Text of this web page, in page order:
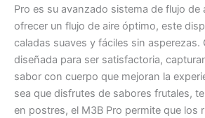
Pro es su avanzado sistema de flujo de
ofrecer un flujo de aire óptimo, este
caladas suaves y fáciles sin asperezas.
diseñada para ser satisfactoria,
sabor con cuerpo que mejoran la
sea que disfrutes de sabores frutales,
en postres, el M3B Pro permite que los